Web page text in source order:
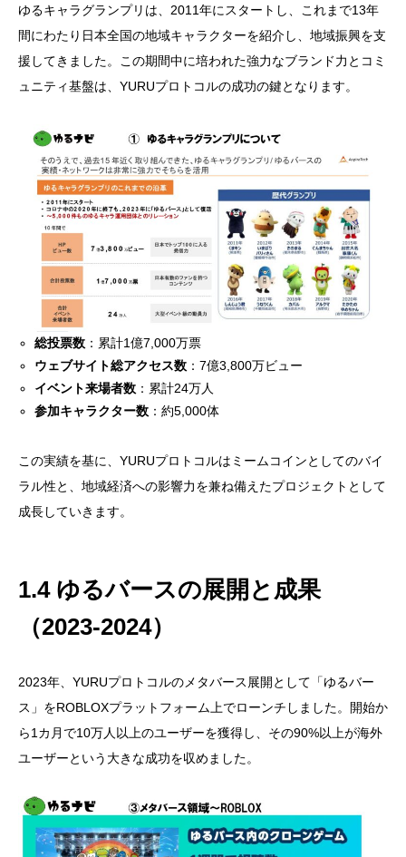
ゆるキャラグランプリは、2011年にスタートし、これまで13年
間にわたり日本全国の地域キャラクターを紹介し、地域振興を支
援してきました。この期間中に培われた強力なブランド力とコミ
ュニティ基盤は、YURUプロトコルの成功の鍵となります。
総投票数 ：累計1億7,000万票
ウェブサイト総アクセス数 ：7億3,800万ビュー
イベント来場者数 ：累計24万人
参加キャラクター数 ：約5,000体
この実績を基に、YURUプロトコルはミームコインとしてのバイ
ラル性と、地域経済への影響力を兼ね備えたプロジェクトとして
成長していきます。
1.4 ゆるバースの展開と成果
（2023-2024）
2023年、YURUプロトコルのメタバース展開として「ゆるバー
ス」をROBLOXプラットフォーム上でローンチしました。開始か
ら1カ月で10万人以上のユーザーを獲得し、その90%以上が海外
ユーザーという大きな成功を収めました。